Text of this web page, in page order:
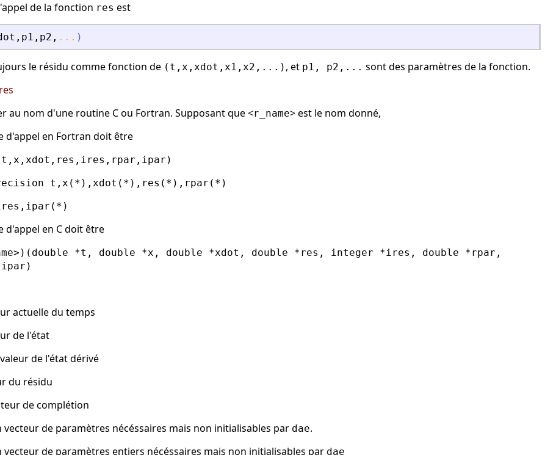
de la fonction res est
, p1 , p2 , ... )
le résidu comme fonction de (t,x,xdot,x1,x2,...) , et p1, p2,... sont des paramètres de la fonction.
au nom d'une routine C ou Fortran. Supposant que <r_name> est le nom donné,
d'appel en Fortran doit être
t,x(*),xdot(*),res(*),rpar(*)
d'appel en C doit être
*t, double *x, double *xdot, double *res, integer *ires, double *rpar,
actuelle du temps
de l'état
de l'état dérivé
du résidu
de complétion
vecteur de paramètres nécéssaires mais non initialisables par dae.
vecteur de paramètres entiers nécéssaires mais non initialisables par dae